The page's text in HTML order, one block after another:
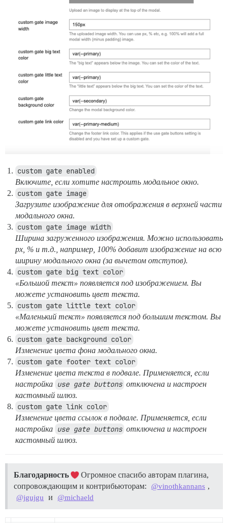
custom gate enabled
Включите, если хотите настроить модальное окно.
custom gate image
Загрузите изображение для отображения в верхней части
модального окна.
custom gate image width
Ширина загруженного изображения. Можно использовать
px, % и т.д., например, 100% добавит изображение на всю
ширину модального окна (за вычетом отступов).
custom gate big text color
«Большой текст» появляется под изображением. Вы
можете установить цвет текста.
custom gate little text color
«Маленький текст» появляется под большим текстом. Вы
можете установить цвет текста.
custom gate background color
Изменение цвета фона модального окна.
custom gate footer text color
Изменение цвета текста в подвале. Применяется, если
настройка use gate buttons отключена и настроен
кастомный шлюз.
custom gate link color
Изменение цвета ссылок в подвале. Применяется, если
настройка use gate buttons отключена и настроен
кастомный шлюз.
Благодарность
Огромное спасибо авторам плагина,
сопровождающим и контрибьюторам:
@vinothkannans ,
@jgujgu и @michaeld